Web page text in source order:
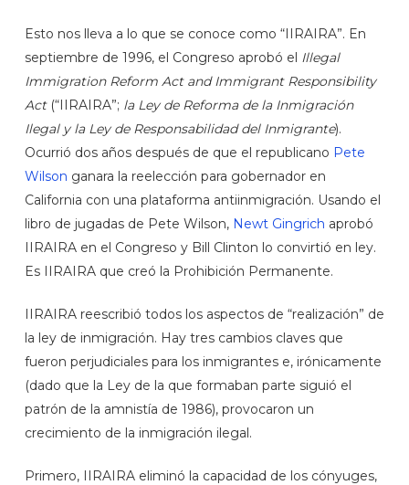
Esto nos lleva a lo que se conoce como “IIRAIRA”. En
septiembre de 1996, el Congreso aprobó el Illegal
Immigration Reform Act and Immigrant Responsibility
Act(“IIRAIRA”; la Ley de Reforma de la Inmigración
Ilegal y la Ley de Responsabilidad del Inmigrante).
Ocurrió dos años después de que el republicano Pete
Wilson ganara la reelección para gobernador en
California con una plataforma antiinmigración. Usando el
libro de jugadas de Pete Wilson, Newt Gingrich aprobó
IIRAIRA en el Congreso y Bill Clinton lo convirtió en ley.
Es IIRAIRA que creó la Prohibición Permanente.
IIRAIRA reescribió todos los aspectos de “realización” de
la ley de inmigración. Hay tres cambios claves que
fueron perjudiciales para los inmigrantes e, irónicamente
(dado que la Ley de la que formaban parte siguió el
patrón de la amnistía de 1986), provocaron un
crecimiento de la inmigración ilegal.
Primero, IIRAIRA eliminó la capacidad de los cónyuges,